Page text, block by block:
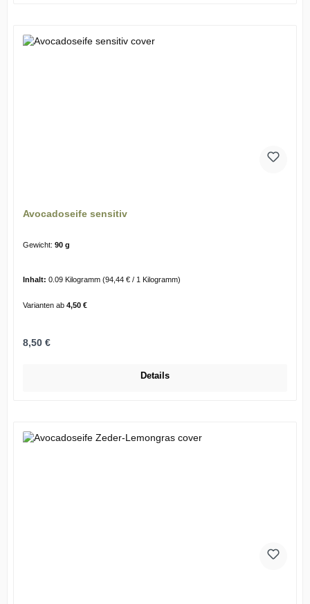
Avocadoseife sensitiv
Gewicht: 90 g
Inhalt: 0.09 Kilogramm (94,44 € / 1 Kilogramm)
Varianten ab4,50 €
Regulärer Preis:
8,50 €
Details